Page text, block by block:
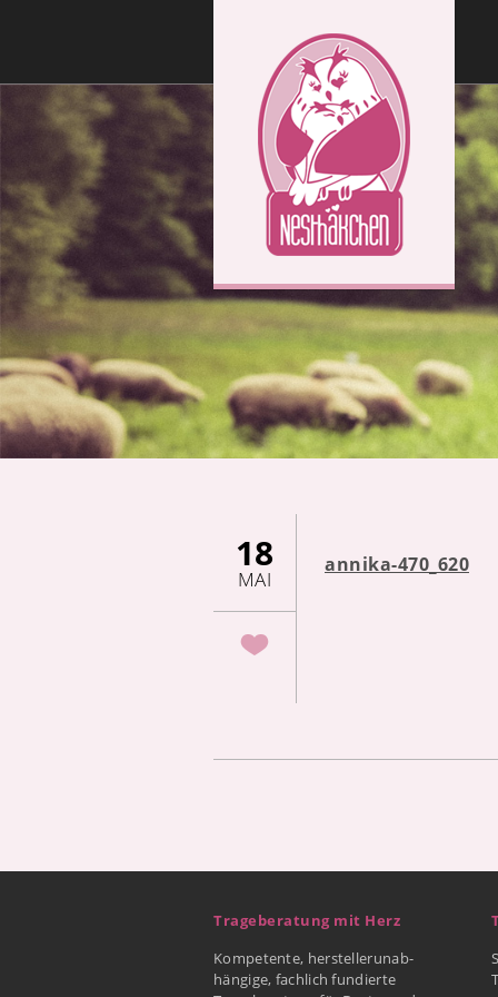
18
MAI
annika-470_620
Trageberatung mit Herz
Kompetente, herstellerunab-
hängige, fachlich fundierte